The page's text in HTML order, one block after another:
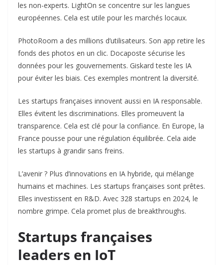
les non-experts. LightOn se concentre sur les langues
européennes. Cela est utile pour les marchés locaux.
PhotoRoom a des millions d’utilisateurs. Son app retire les
fonds des photos en un clic. Docaposte sécurise les
données pour les gouvernements. Giskard teste les IA
pour éviter les biais. Ces exemples montrent la diversité.
Les startups françaises innovent aussi en IA responsable.
Elles évitent les discriminations. Elles promeuvent la
transparence. Cela est clé pour la confiance. En Europe, la
France pousse pour une régulation équilibrée. Cela aide
les startups à grandir sans freins.
L’avenir ? Plus d’innovations en IA hybride, qui mélange
humains et machines. Les startups françaises sont prêtes.
Elles investissent en R&D. Avec 328 startups en 2024, le
nombre grimpe. Cela promet plus de breakthroughs.
Startups françaises
leaders en IoT